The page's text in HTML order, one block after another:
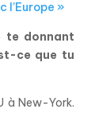
l’Europe »
te donnant
ce que tu
à New-York.